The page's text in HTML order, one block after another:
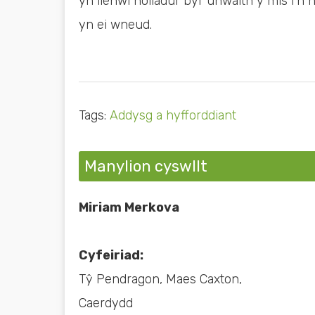
yn ei wneud.
Tags: Addysg a hyfforddiant
Manylion cyswllt
Miriam Merkova
Cyfeiriad:
Tŷ Pendragon, Maes Caxton,
Caerdydd